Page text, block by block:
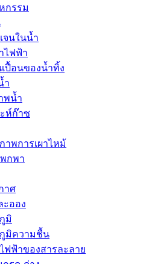
กรรม
จนในน้ำ
ไฟฟ้า
ปื้อนของน้ำทิ้ง
ำ
พน้ำ
ะห์ก๊าซ
าพการเผาไหม้
กพา
าศ
ะออง
มิ
มิความชื้น
ฟฟ้าของสารละลาย